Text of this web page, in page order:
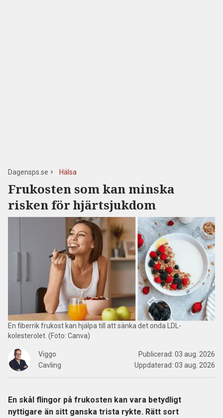
Dagensps.se Hälsa
Frukosten som kan minska
risken för hjärtsjukdom
En fiberrik frukost kan hjälpa till att sänka det onda LDL-
kolesterolet. (Foto: Canva)
Viggo
Cavling
Publicerad: 03 aug. 2026
Uppdaterad: 03 aug. 2026
En skål flingor på frukosten kan vara betydligt
nyttigare än sitt ganska trista rykte. Rätt sort